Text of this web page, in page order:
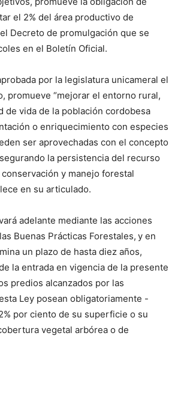
el 2% del área productivo de
Decreto de promulgación que se
en el Boletín Oficial.
por la legislatura unicameral el
promueve “mejorar el entorno rural,
de vida de la población cordobesa
o enriquecimiento con especies
ser aprovechadas con el concepto
la persistencia del recurso
y manejo forestal
en su articulado.
adelante mediante las acciones
Buenas Prácticas Forestales, y en
un plazo de hasta diez años,
la entrada en vigencia de la presente
predios alcanzados por las
Ley posean obligatoriamente -
por ciento de su superficie o su
vegetal arbórea o de